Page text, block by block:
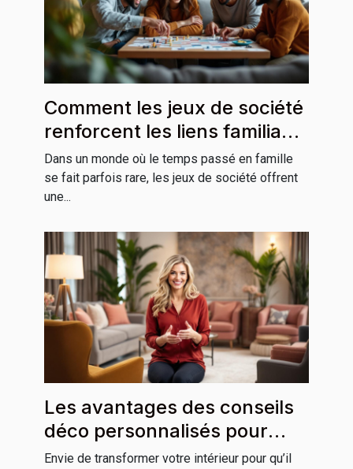
Comment les jeux de société
renforcent les liens familiaux
?
Dans un monde où le temps passé en famille
se fait parfois rare, les jeux de société offrent
une...
Les avantages des conseils
déco personnalisés pour
votre habitation
Envie de transformer votre intérieur pour qu’il